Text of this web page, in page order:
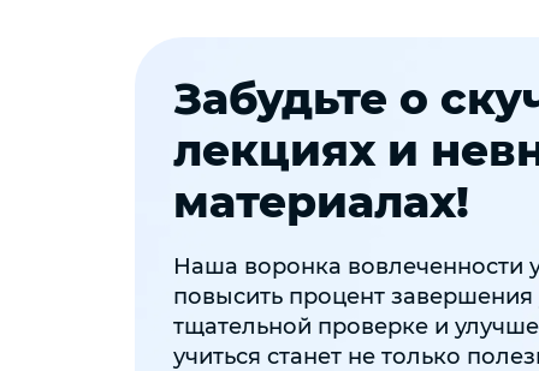
Забудьте о
лекциях и
материалах!
Наша воронка вовлеченности
повысить процент завершения
тщательной проверке и
учиться станет не только